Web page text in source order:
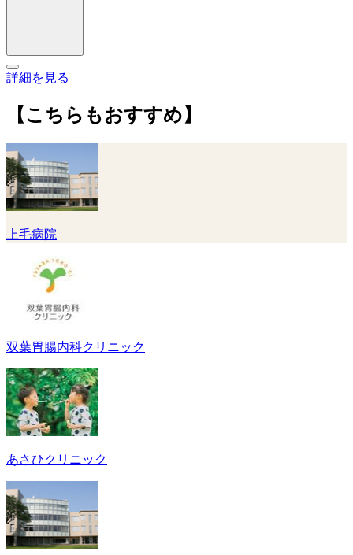
詳細を見る
【こちらもおすすめ】
上毛病院
双葉胃腸内科クリニック
あさひクリニック